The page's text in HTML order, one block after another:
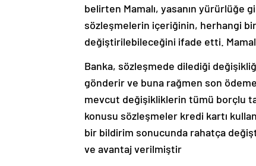
belirten Mamalı, yasanın yürürlüğe
sözleşmelerin içeriğinin, herhangi
değiştirilebileceğini ifade etti.
Banka, sözleşmede dilediği
gönderir ve buna rağmen son
mevcut değişikliklerin tümü borçlu
konusu sözleşmeler kredi kartı
bir bildirim sonucunda rahatça
ve avantaj verilmiştir